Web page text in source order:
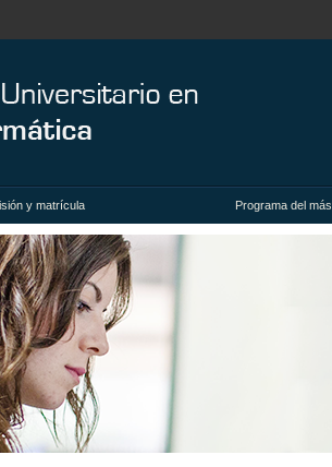
y matrícula Programa del